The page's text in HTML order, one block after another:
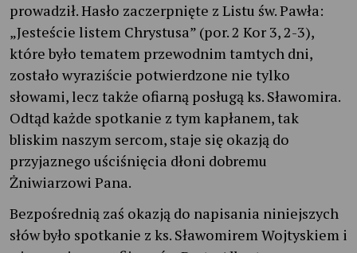
prowadził. Hasło zaczerpnięte z Listu św. Pawła:
„Jesteście listem Chrystusa” (por. 2 Kor 3, 2-3),
które było tematem przewodnim tamtych dni,
zostało wyraziście potwierdzone nie tylko
słowami, lecz także ofiarną posługą ks. Sławomira.
Odtąd każde spotkanie z tym kapłanem, tak
bliskim naszym sercom, staje się okazją do
przyjaznego uściśnięcia dłoni dobremu
Żniwiarzowi Pana.
Bezpośrednią zaś okazją do napisania niniejszych
słów było spotkanie z ks. Sławomirem Wojtyskiem i